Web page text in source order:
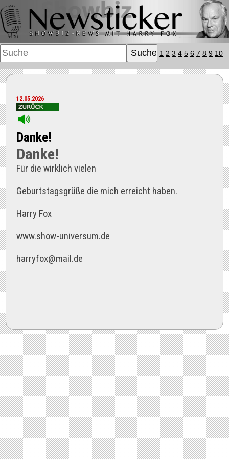
1 2 3 4 5 6 7 8 9 10
12.05.2026
Danke!
Danke!
Für die wirklich vielen
Geburtstagsgrüße die mich erreicht haben.
Harry Fox
www.show-universum.de
harryfox@mail.de